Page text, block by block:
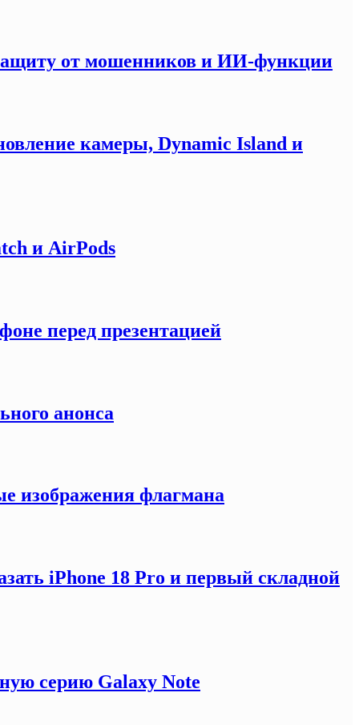
от мошенников и ИИ-функции
камеры, Dynamic Island и
и AirPods
перед презентацией
анонса
изображения флагмана
iPhone 18 Pro и первый складной
серию Galaxy Note